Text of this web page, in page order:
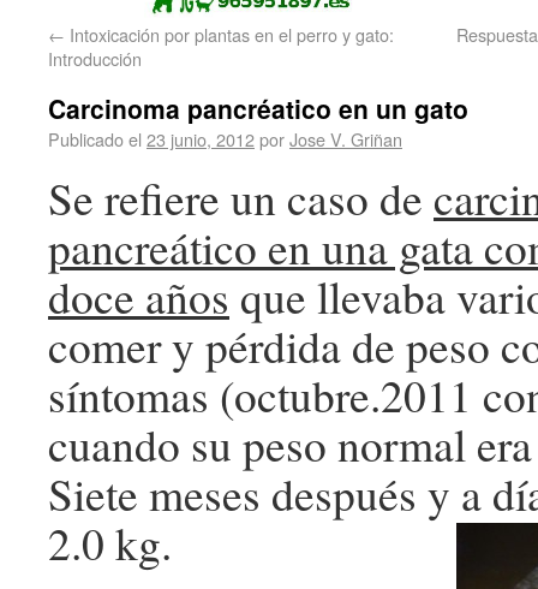
← Intoxicación por plantas en el perro y gato:
Introducción
Carcinoma pancréatico en un gato
Publicado el 23 junio, 2012porJose V. Griñan
Se refiere un caso de
pancreático en una gata
doce años que llevaba
comer y pérdida de peso
síntomas (octubre.2011
cuando su peso normal
Siete meses después y a
2.0 kg.